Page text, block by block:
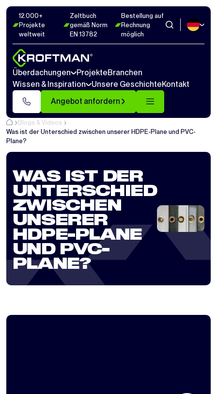
12.000+
Projekte
weltweit
Zeltbuch
gemäß Norm
EN 13782
Bestellung auf
Rechnung
möglich
Überdachungen ProjekteBranchen
Wissen & Inspiration
Unsere GeschichteKontakt
Angebot anfordern
Blogs & Videos
Was ist der Unterschied zwischen unserer HDPE-Plane und PVC-
Plane?
WAS IST DER
UNTERSCHIED
ZWISCHEN
UNSERER
HDPE-PLANE
UND PVC-
PLANE?